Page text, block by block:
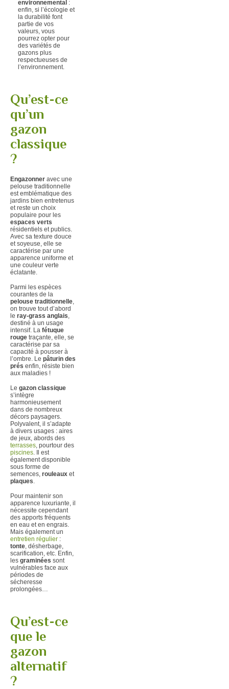
environnemental :
enfin, si l’écologie et
la durabilité font
partie de vos
valeurs, vous
pourrez opter pour
des variétés de
gazons plus
respectueuses de
l’environnement.
Qu’est-ce
qu’un
gazon
classique
?
Engazonner avec une
pelouse traditionnelle
est emblématique des
jardins bien entretenus
et reste un choix
populaire pour les
espaces verts
résidentiels et publics.
Avec sa texture douce
et soyeuse, elle se
caractérise par une
apparence uniforme et
une couleur verte
éclatante.
Parmi les espèces
courantes de la
pelouse traditionnelle
on trouve tout d’abord
le ray-grass anglais
destiné à un usage
intensif. La fétuque
rouge traçante, elle, se
caractérise par sa
capacité à pousser à
l’ombre. Le pâturin des
prés enfin, résiste bien
aux maladies !
Le gazon classique
s’intègre
harmonieusement
dans de nombreux
décors paysagers.
Polyvalent, il s’adapte
à divers usages : aires
de jeux, abords des
terrasses , pourtour des
piscines . Il est
également disponible
sous forme de
semences, rouleaux et
plaques
Pour maintenir son
apparence luxuriante, il
nécessite cependant
des apports fréquents
en eau et en engrais.
Mais également un
entretien régulier :
tonte , désherbage,
scarification, etc. Enfin,
les graminées sont
vulnérables face aux
périodes de
sécheresse
prolongées…
Qu’est-ce
que le
gazon
alternatif
?